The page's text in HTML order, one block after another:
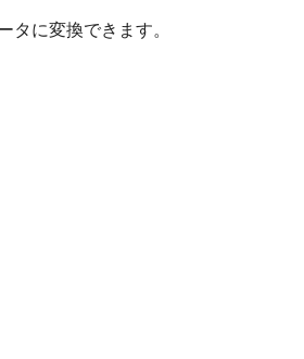
に変換できます。